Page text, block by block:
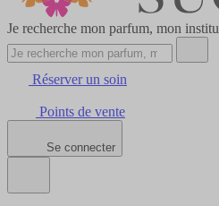
Je recherche mon parfum, mon
Réserver un soin
Points de vente
Se connecter